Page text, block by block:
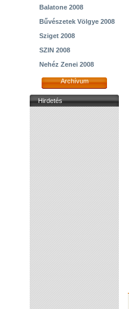
Balatone 2008
Bűvészetek Völgye 2008
Sziget 2008
SZIN 2008
Nehéz Zenei 2008
Archívum
Hirdetés